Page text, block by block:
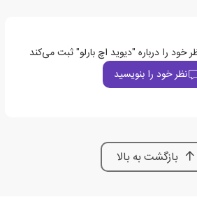
خود را درباره "دیوید اچ بارلو" ثبت می‌کند
نظر خود را بنویسید
بازگشت به بالا